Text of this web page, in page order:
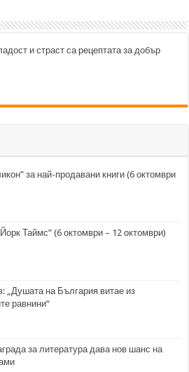
и страст са рецептата за добър
за най-продавани книги (6 октомври
Таймс” (6 октомври – 12 октомври)
„Душата на България витае из
равнини“
за литература дава нов шанс на